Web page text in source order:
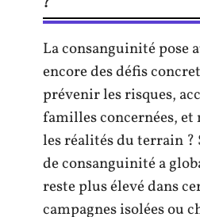
La consanguinité pose
encore des défis
prévenir les risques,
familles concernées,
les réalités du terrain ?
de consanguinité a
reste plus élevé dans
campagnes isolées ou